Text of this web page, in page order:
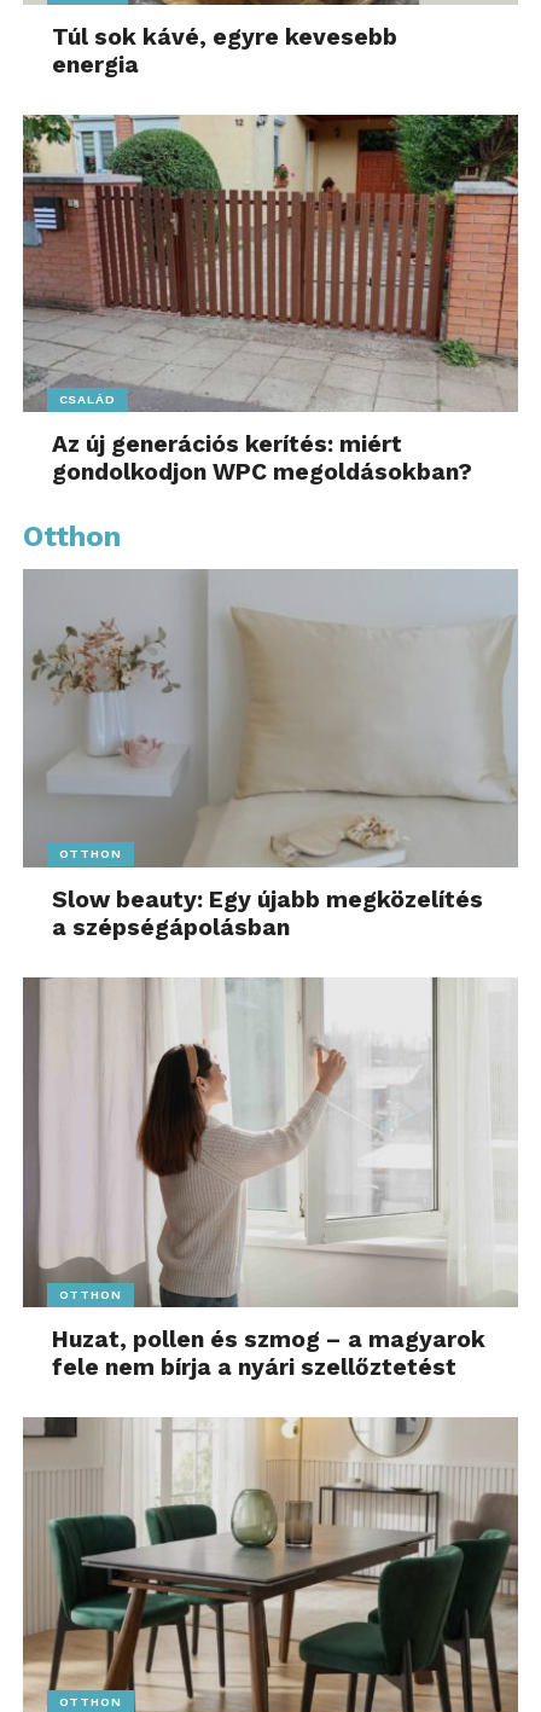
Túl sok kávé, egyre kevesebb
energia
CSALÁD
Az új generációs kerítés: miért
gondolkodjon WPC megoldásokban?
Otthon
OTTHON
Slow beauty: Egy újabb megközelítés
a szépségápolásban
OTTHON
Huzat, pollen és szmog – a magyarok
fele nem bírja a nyári szellőztetést
OTTHON